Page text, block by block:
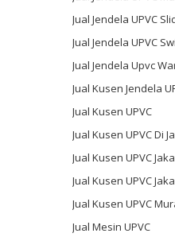
Jual Jendela UPVC
Jual Jendela UPVC
Jual Jendela Upvc
Jual Kusen Jendela
Jual Kusen UPVC
Jual Kusen UPVC Di
Jual Kusen UPVC
Jual Kusen UPVC
Jual Kusen UPVC
Jual Mesin UPVC